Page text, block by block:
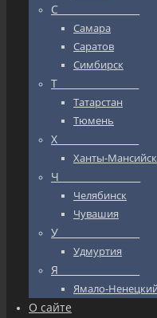
С_________________
Самара
Саратов
Симбирск
Т_________________
Татарстан
Тюмень
Х_________________
Ханты-
Ч_________________
Челябинск
Чувашия
У_________________
Удмуртия
Я_________________
Ямало-
О сайте